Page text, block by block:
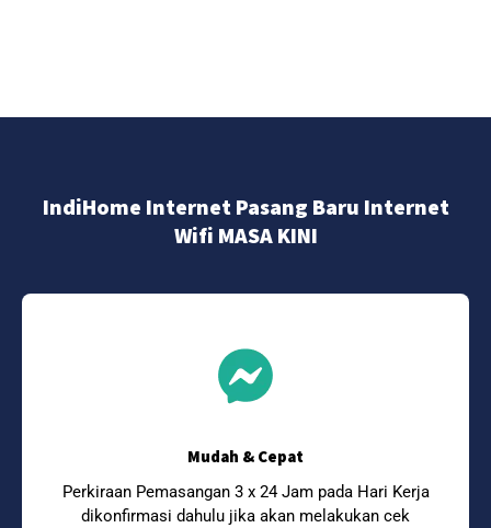
IndiHome Internet Pasang Baru Internet
Wifi MASA KINI
Mudah & Cepat
Perkiraan Pemasangan 3 x 24 Jam pada Hari Kerja
dikonfirmasi dahulu jika akan melakukan cek